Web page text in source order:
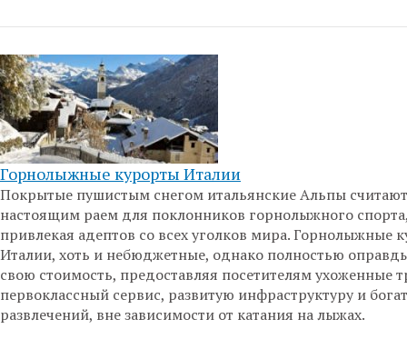
Горнолыжные курорты Италии
Покрытые пушистым снегом итальянские Альпы
настоящим раем для поклонников горнолыжного
привлекая адептов со всех уголков мира. Горнолыжные
Италии, хоть и небюджетные, однако полностью
свою стоимость, предоставляя посетителям ухоженные
первоклассный сервис, развитую инфраструктуру и
развлечений, вне зависимости от катания на лыжах.